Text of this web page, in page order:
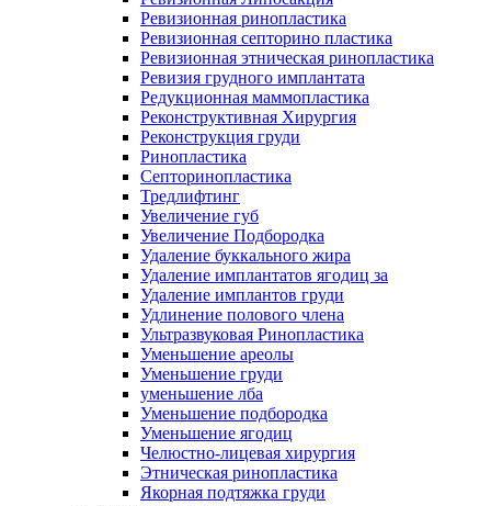
Ревизионная ринопластика
Ревизионная септорино пластика
Ревизионная этническая ринопластика
Ревизия грудного имплантата
Редукционная маммопластика
Реконструктивная Хирургия
Реконструкция груди
Ринопластика
Септоринопластика
Тредлифтинг
Увеличение губ
Увеличение Подбородка
Удаление буккального жира
Удаление имплантатов ягодиц за
Удаление имплантов груди
Удлинение полового члена
Ультразвуковая Ринопластика
Уменьшение ареолы
Уменьшение груди
уменьшение лба
Уменьшение подбородка
Уменьшение ягодиц
Челюстно-лицевая хирургия
Этническая ринопластика
Якорная подтяжка груди